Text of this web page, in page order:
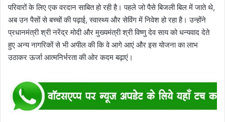
परिवारों के लिए एक वरदान साबित हो रही है। पहले जो पैसे बिजली बिल में जाते थे,
अब उन पैसों से बच्चों की पढ़ाई, स्वास्थ्य और सेविंग में निवेश हो रहा है। उन्होंने
प्रधानमंत्री श्री नरेंद्र मोदी और मुख्यमंत्री श्री विष्णु देव साय को धन्यवाद देते
हुए अन्य नागरिकों से भी अपील की कि वे आगे आएं और इस योजना का लाभ
उठाकर ऊर्जा आत्मनिर्भरता की ओर कदम बढ़ाएं।